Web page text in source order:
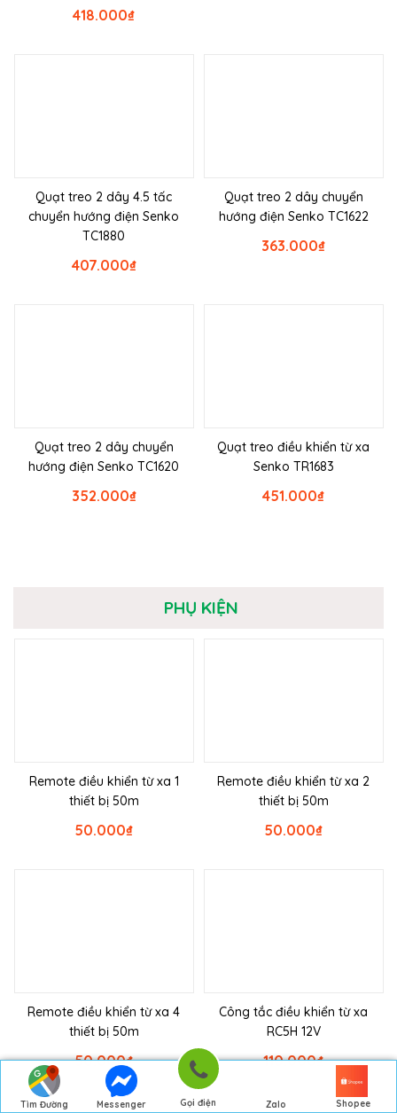
Tìm Đường
Messenger Gọi điện Zalo Shopee
₫
418.000
Quạt treo 2 dây 4.5 tấc
chuyển hướng điện Senko
TC1880
₫
407.000
Quạt treo 2 dây chuyển
hướng điện Senko TC1622
₫
363.000
Quạt treo 2 dây chuyển
hướng điện Senko TC1620
₫
352.000
Quạt treo điều khiển từ xa
Senko TR1683
₫
451.000
PHỤ KIỆN
Remote điều khiển từ xa 1
thiết bị 50m
₫
50.000
Remote điều khiển từ xa 2
thiết bị 50m
₫
50.000
Remote điều khiển từ xa 4
thiết bị 50m
₫
50.000
Công tắc điều khiển từ xa
RC5H 12V
₫
110.000